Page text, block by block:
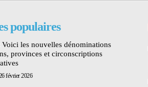
populaires
les nouvelles dénominations
provinces et circonscriptions
février 2026